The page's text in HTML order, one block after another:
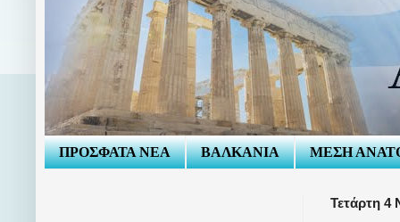
ΠΡΟΣΦΑΤΑ ΝΕΑ ΒΑΛΚΑΝΙΑ ΜΕΣΗ
Τετάρτη 4